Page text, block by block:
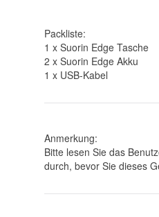
Packliste:
1 x Suorin Edge Tasche
2 x Suorin Edge Akku
1 x USB-Kabel
Anmerkung:
Bitte lesen Sie das
durch, bevor Sie dieses